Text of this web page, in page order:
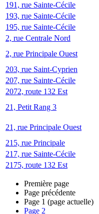
191, rue Sainte-Cécile
193, rue Sainte-Cécile
195, rue Sainte-Cécile
2, rue Centrale Nord
2, rue Principale Ouest
203, rue Saint-Cyprien
207, rue Sainte-Cécile
2072, route 132 Est
21, Petit Rang 3
21, rue Principale Ouest
215, rue Principale
217, rue Sainte-Cécile
2175, route 132 Est
Première page
Page précédente
Page 1 (page actuelle)
Page 2